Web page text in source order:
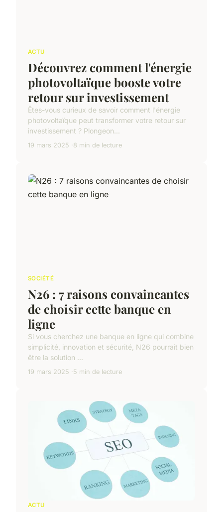
ACTU
Découvrez comment l'énergie
photovoltaïque booste votre
retour sur investissement
Êtes-vous curieux de savoir comment l'énergie
photovoltaïque peut transformer votre retour sur
investissement ? Plongeon...
19 mars 2025 8 min de lecture
SOCIÉTÉ
N26 : 7 raisons convaincantes
de choisir cette banque en
ligne
Si vous cherchez une banque en ligne qui combine
simplicité, innovation et sécurité, N26 pourrait bien
être la solution ...
19 mars 2025 5 min de lecture
ACTU